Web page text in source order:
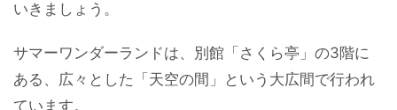
いきましょう。
サマーワンダーランドは、別館「さくら亭」の3階に
ある、広々とした「天空の間」という大広間で行われ
ています。